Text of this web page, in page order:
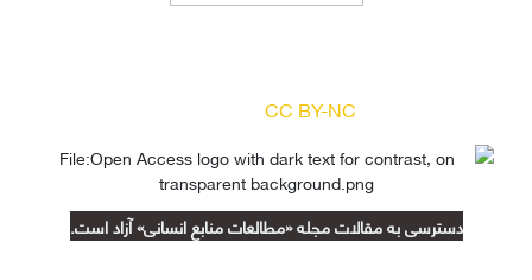
CC BY-NC
دسترسی به مقالات مجله «مطالعات منابع انسانی» آزاد است.